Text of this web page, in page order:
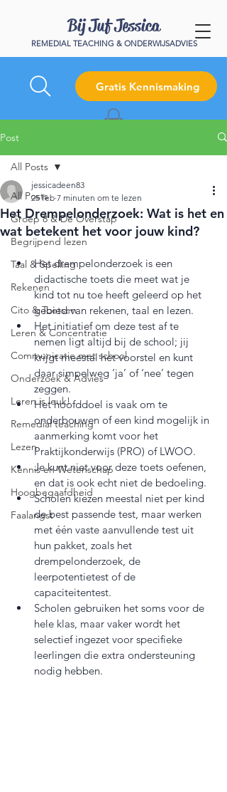
Bij Juf Jessica
REMEDIAL TEACHING & ONDERWIJSADVIES
Gratis Kennismaking
Post
All Posts
Groep 8 & De Overstap
Begrijpend lezen
Taal & Spelling
Rekenen
Cito & Toetsen
Leren & Concentratie
Communicatie met school
Onderzoek & Advies
Leren is leuk!
Remedial teaching
Lezen
Kennis en Wetenschap
Hoogbegaafdheid
Faalangst
All Posts
Het Drempelonderzoek: Wat is het en
wat betekent het voor jouw kind?
jessicadeen83
25 feb 7 minuten om te lezen
Het drempelonderzoek is een
didactische toets die meet wat je
kind tot nu toe heeft geleerd op het
gebied van rekenen, taal en lezen.
Het initiatief om deze test af te
nemen ligt altijd bij de school; jij
krijgt meestal het voorstel en kunt
daar simpelweg ‘ja’ of ‘nee’ tegen
zeggen.
Het hoofddoel is vaak om te
onderbouwen of een kind mogelijk in
aanmerking komt voor het
Praktijkonderwijs (PRO) of LWOO.
Je kunt niet voor deze toets oefenen,
en dat is ook echt niet de bedoeling.
Scholen kiezen meestal niet per kind
de best passende test, maar werken
met één vaste aanvullende test uit
hun pakket, zoals het
drempelonderzoek, de
leerpotentietest of de
capaciteitentest.
Scholen gebruiken het soms voor de
hele klas, maar vaker wordt het
selectief ingezet voor specifieke
leerlingen die extra ondersteuning
nodig hebben.